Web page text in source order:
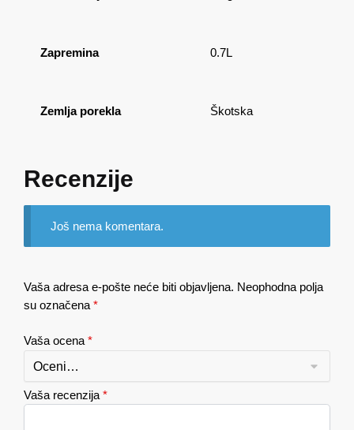
Zapremina 0.7L
Zemlja porekla Škotska
Recenzije
Još nema komentara.
Vaša adresa e-pošte neće biti objavljena. Neophodna polja
su označena *
Vaša ocena *
Vaša recenzija *